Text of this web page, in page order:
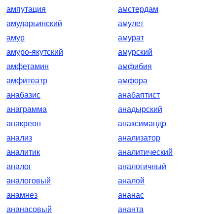
ампутация
амстердам
амударьинский
амулет
амур
амурат
амуро-якутский
амурский
амфетамин
амфибия
амфитеатр
амфора
анабазис
анабаптист
анаграмма
анадырский
анакреон
анаксимандр
анализ
анализатор
аналитик
аналитический
аналог
аналогичный
аналоговый
аналой
анамнез
ананас
ананасовый
ананта